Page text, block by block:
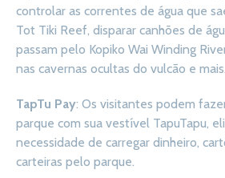
controlar as correntes de água que
Tot Tiki Reef, disparar canhões de
passam pelo Kopiko Wai Winding
nas cavernas ocultas do vulcão e mais.
TapTu Pay: Os visitantes podem
parque com sua vestível TapuTapu,
necessidade de carregar dinheiro,
carteiras pelo parque.